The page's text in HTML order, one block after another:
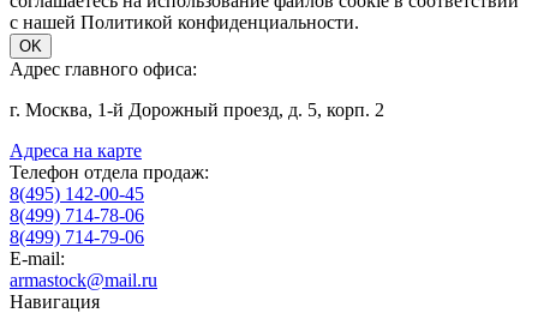
с нашей Политикой конфиденциальности.
OK
Адрес главного офиса:
г. Москва, 1-й Дорожный проезд, д. 5, корп. 2
Адреса на карте
Телефон отдела продаж:
8(495) 142-00-45
8(499) 714-78-06
8(499) 714-79-06
E-mail:
armastock@mail.ru
Навигация